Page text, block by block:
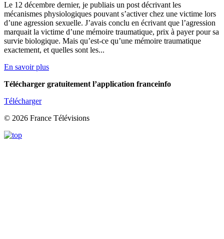
Le 12 décembre dernier, je publiais un post décrivant les
mécanismes physiologiques pouvant s’activer chez une victime lors
d’une agression sexuelle. J’avais conclu en écrivant que l’agression
marquait la victime d’une mémoire traumatique, prix à payer pour sa
survie biologique. Mais qu’est-ce qu’une mémoire traumatique
exactement, et quelles sont les...
En savoir plus
Télécharger gratuitement l’application franceinfo
Télécharger
© 2026 France Télévisions